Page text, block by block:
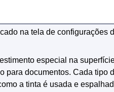
na tela de configurações
especial na
para documentos. Cada tipo
a tinta é usada e